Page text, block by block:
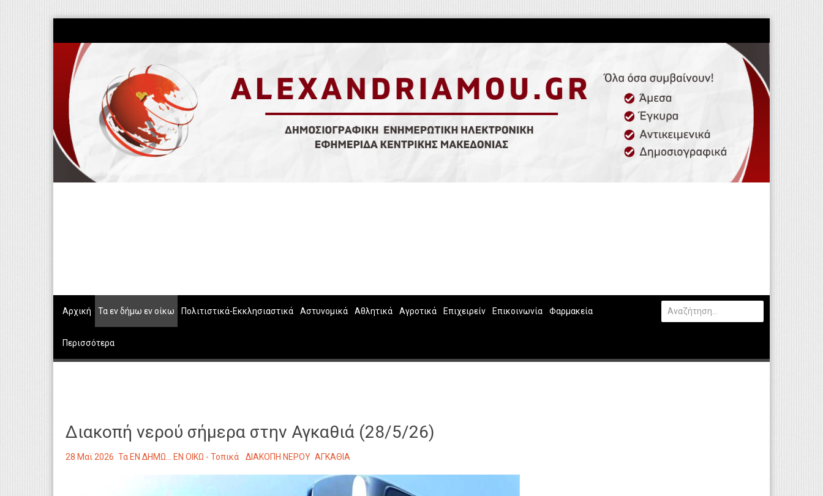
Αρχική Τα εν δήμω εν οίκω Πολιτιστικά-Εκκλησιαστικά Αστυνομικά Αθλητικά Αγροτικά Επιχειρείν Επικοινωνία Φαρμακεία
Περισσότερα
Διακοπή νερού σήμερα στην Αγκαθιά (28/5/26)
28 Μαϊ 2026 Τα ΕΝ ΔΗΜΩ... ΕΝ ΟΙΚΩ - Τοπικά ΔΙΑΚΟΠΗ ΝΕΡΟΥ ΑΓΚΑΘΙΑ